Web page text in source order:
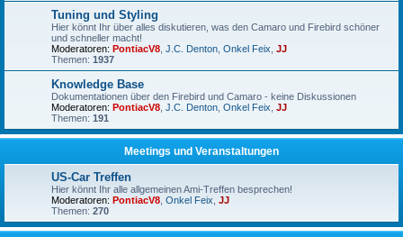
Tuning und Styling
Hier könnt Ihr über alles diskutieren, was den Camaro und Firebird schöner
und schneller macht!
Moderatoren: PontiacV8 J.C. Denton Onkel Feix JJ
Themen: 1937
Knowledge Base
Dokumentationen über den Firebird und Camaro - keine Diskussionen
Moderatoren: PontiacV8 J.C. Denton Onkel Feix JJ
Themen: 191
Meetings und Veranstaltungen
US-Car Treffen
Hier könnt Ihr alle allgemeinen Ami-Treffen besprechen!
Moderatoren: PontiacV8 Onkel Feix JJ
Themen: 270